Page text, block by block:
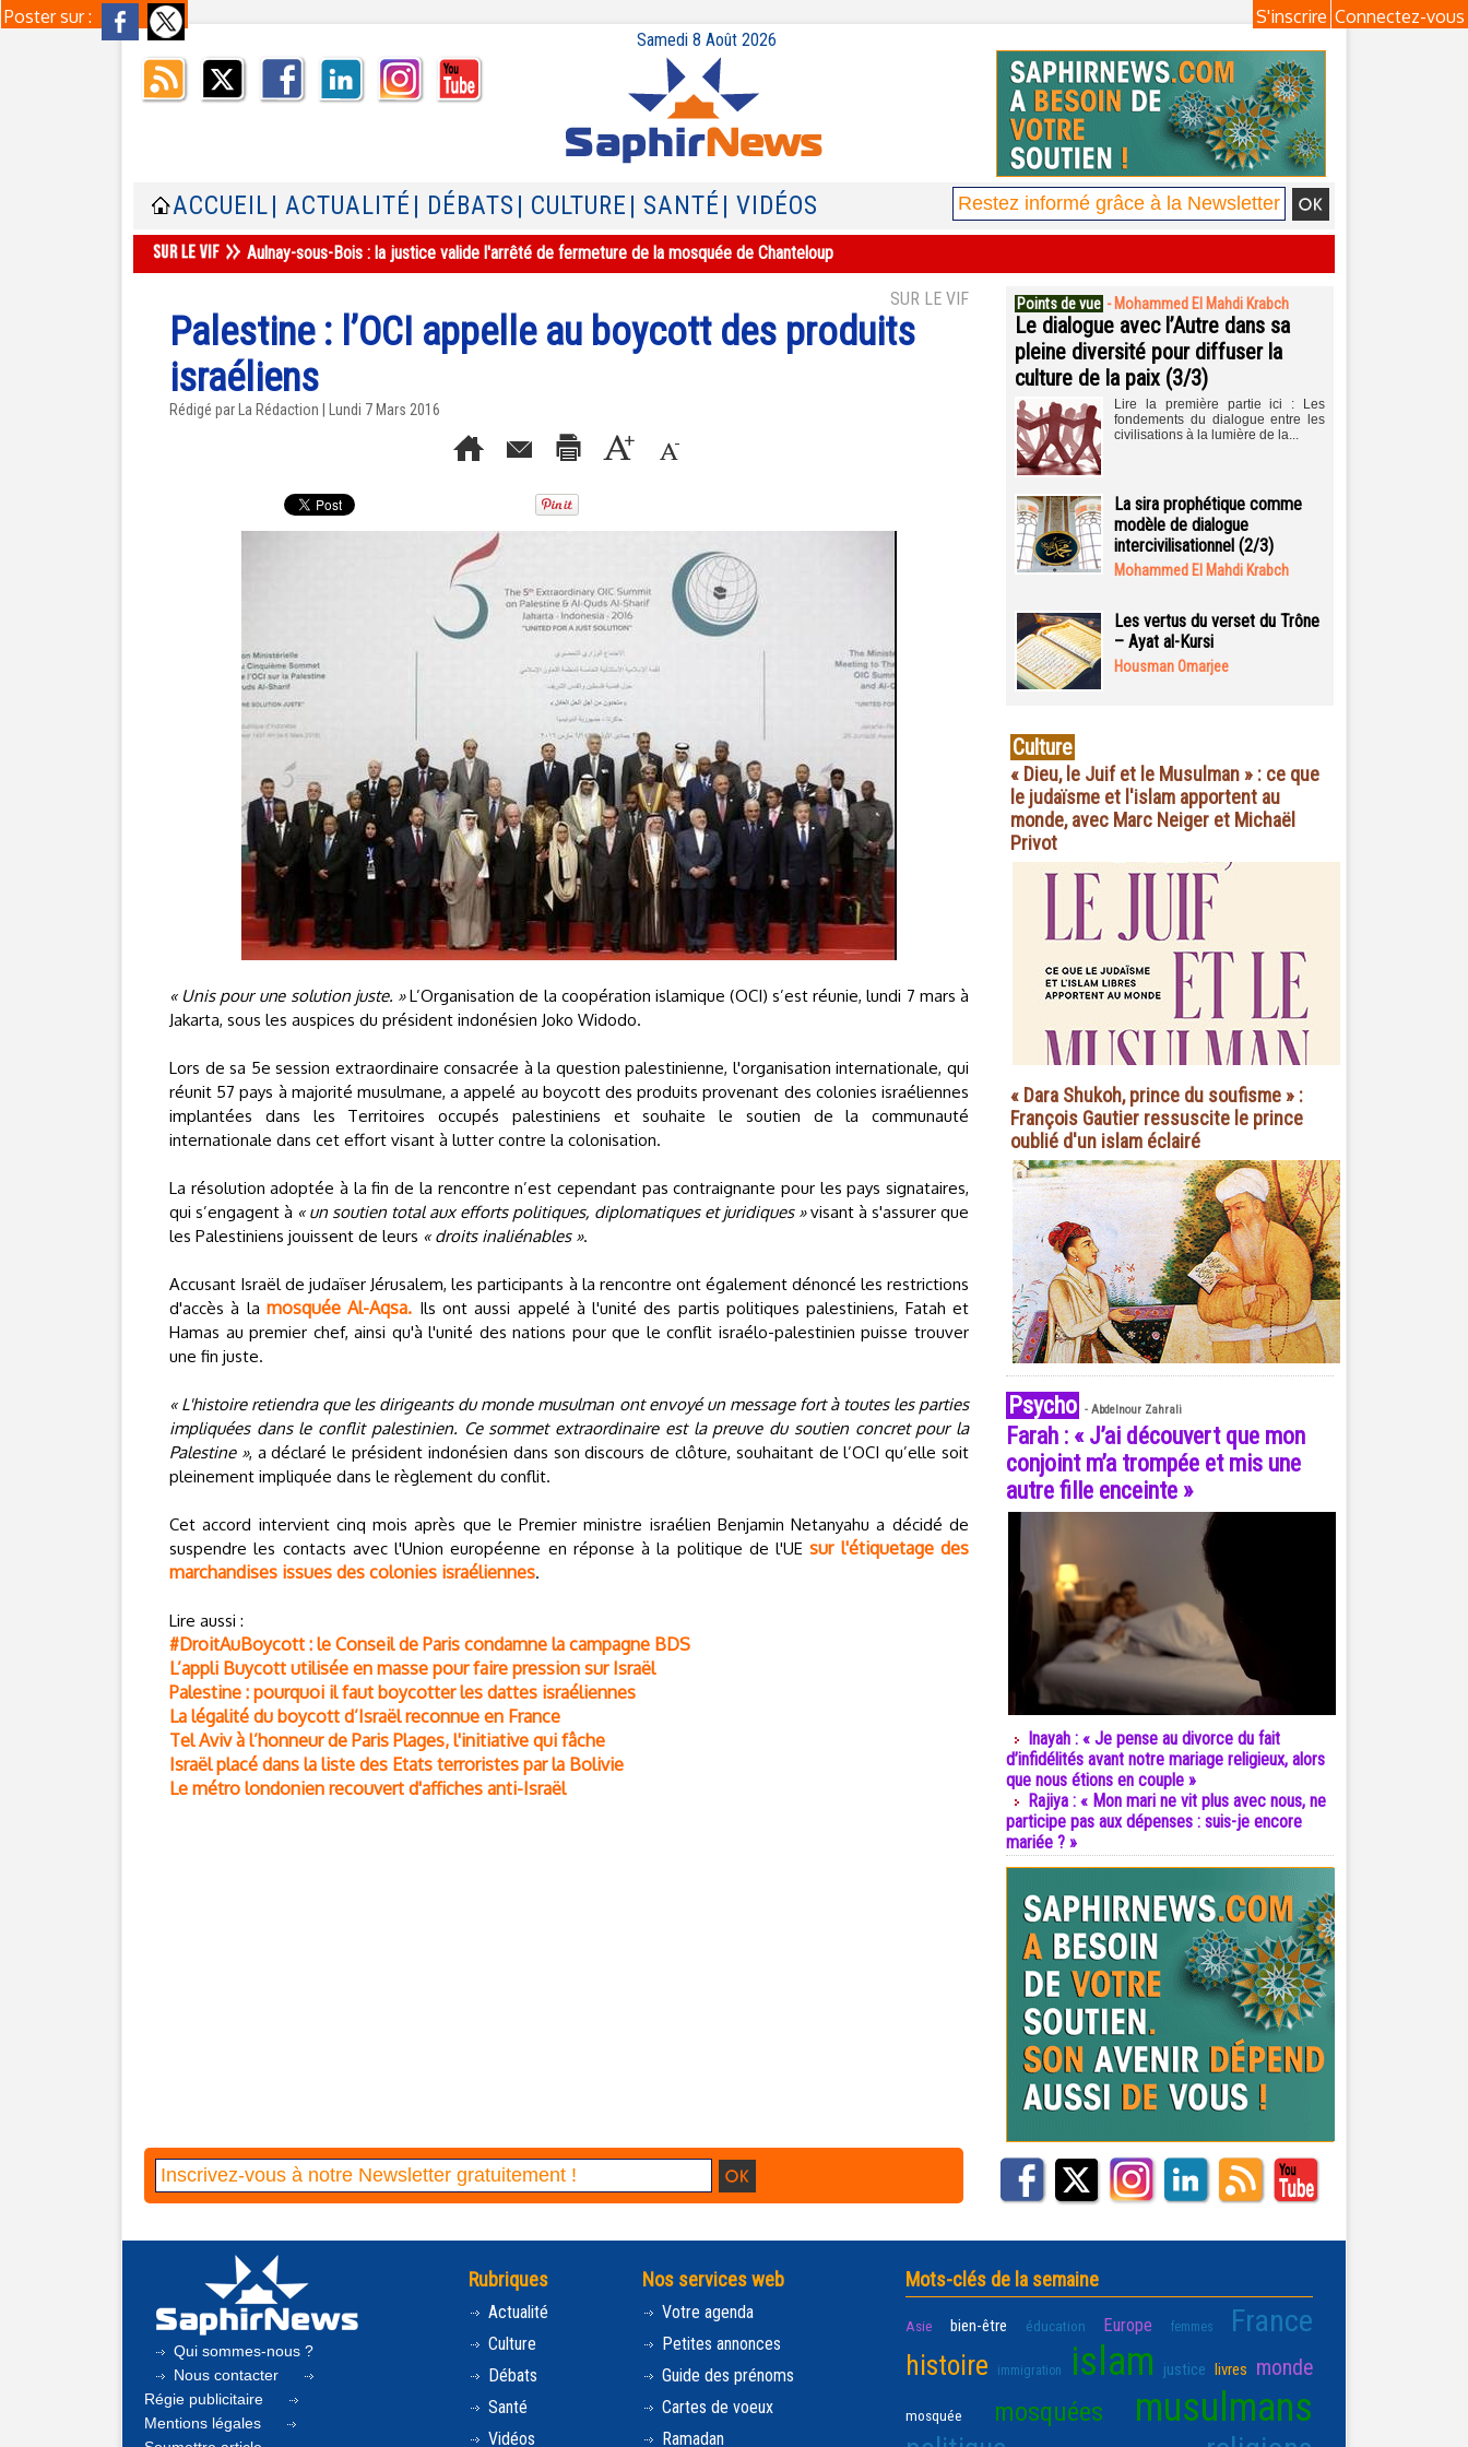
Poster sur : Connectez-vous
S'inscrire
Samedi 8 Août 2026
ACCUEIL | ACTUALITÉ | DÉBATS | CULTURE | SANTÉ | VIDÉOS
Aulnay-sous-Bois : la justice valide l'arrêté de fermeture de la mosquée de Chanteloup
SUR LE VIF
Palestine : l’OCI appelle au boycott des produits
israéliens
Rédigé par La Rédaction | Lundi 7 Mars 2016
« Unis pour une solution juste. »L’Organisation de la coopération islamique (OCI) s’est réunie, lundi 7 mars à
Jakarta, sous les auspices du président indonésien Joko Widodo.
Lors de sa 5e session extraordinaire consacrée à la question palestinienne, l'organisation internationale, qui
réunit 57 pays à majorité musulmane, a appelé au boycott des produits provenant des colonies israéliennes
implantées dans les Territoires occupés palestiniens et souhaite le soutien de la communauté
internationale dans cet effort visant à lutter contre la colonisation.
La résolution adoptée à la fin de la rencontre n’est cependant pas contraignante pour les pays signataires,
qui s’engagent à « un soutien total aux efforts politiques, diplomatiques et juridiques »visant à s'assurer que
les Palestiniens jouissent de leurs « droits inaliénables ».
Accusant Israël de judaïser Jérusalem, les participants à la rencontre ont également dénoncé les restrictions
d'accès à la mosquée Al-Aqsa. Ils ont aussi appelé à l'unité des partis politiques palestiniens, Fatah et
Hamas au premier chef, ainsi qu'à l'unité des nations pour que le conflit israélo-palestinien puisse trouver
une fin juste.
« L'histoire retiendra que les dirigeants du monde musulman ont envoyé un message fort à toutes les parties
impliquées dans le conflit palestinien. Ce sommet extraordinaire est la preuve du soutien concret pour la
Palestine », a déclaré le président indonésien dans son discours de clôture, souhaitant de l’OCI qu’elle soit
pleinement impliquée dans le règlement du conflit.
Cet accord intervient cinq mois après que le Premier ministre israélien Benjamin Netanyahu a décidé de
suspendre les contacts avec l'Union européenne en réponse à la politique de l'UEsur l'étiquetage des
marchandises issues des colonies israéliennes.
Lire aussi :
#DroitAuBoycott : le Conseil de Paris condamne la campagne BDS
L’appli Buycott utilisée en masse pour faire pression sur Israël
Palestine : pourquoi il faut boycotter les dattes israéliennes
La légalité du boycott d’Israël reconnue en France
Tel Aviv à l’honneur de Paris Plages, l'initiative qui fâche
Israël placé dans la liste des Etats terroristes par la Bolivie
Le métro londonien recouvert d'affiches anti-Israël
Points de vue - Mohammed El Mahdi Krabch
Le dialogue avec l’Autre dans sa
pleine diversité pour diffuser la
culture de la paix (3/3)
Lire la première partie ici : Les
fondements du dialogue entre les
civilisations à la lumière de la...
La sira prophétique comme
modèle de dialogue
intercivilisationnel (2/3)
Mohammed El Mahdi Krabch
Les vertus du verset du Trône
– Ayat al-Kursi
Housman Omarjee
Culture
« Dieu, le Juif et le Musulman » : ce que
le judaïsme et l'islam apportent au
monde, avec Marc Neiger et Michaël
Privot
« Dara Shukoh, prince du soufisme » :
François Gautier ressuscite le prince
oublié d'un islam éclairé
Psycho - Abdelnour Zahrali
Farah : « J’ai découvert que mon
conjoint m’a trompée et mis une
autre fille enceinte »
Inayah : « Je pense au divorce du fait
d’infidélités avant notre mariage religieux, alors
que nous étions en couple »
Rajiya : « Mon mari ne vit plus avec nous, ne
participe pas aux dépenses : suis-je encore
mariée ? »
Qui sommes-nous ?
Nous contacter
Régie publicitaire
Mentions légales
Rubriques
Actualité
Culture
Débats
Santé
Vidéos
Nos services web
Votre agenda
Petites annonces
Guide des prénoms
Cartes de voeux
Ramadan
Mots-clés de la semaine
Asie bien-être éducation Europe femmes France
histoire immigration islam justice livres monde
mosquée mosquées musulmans